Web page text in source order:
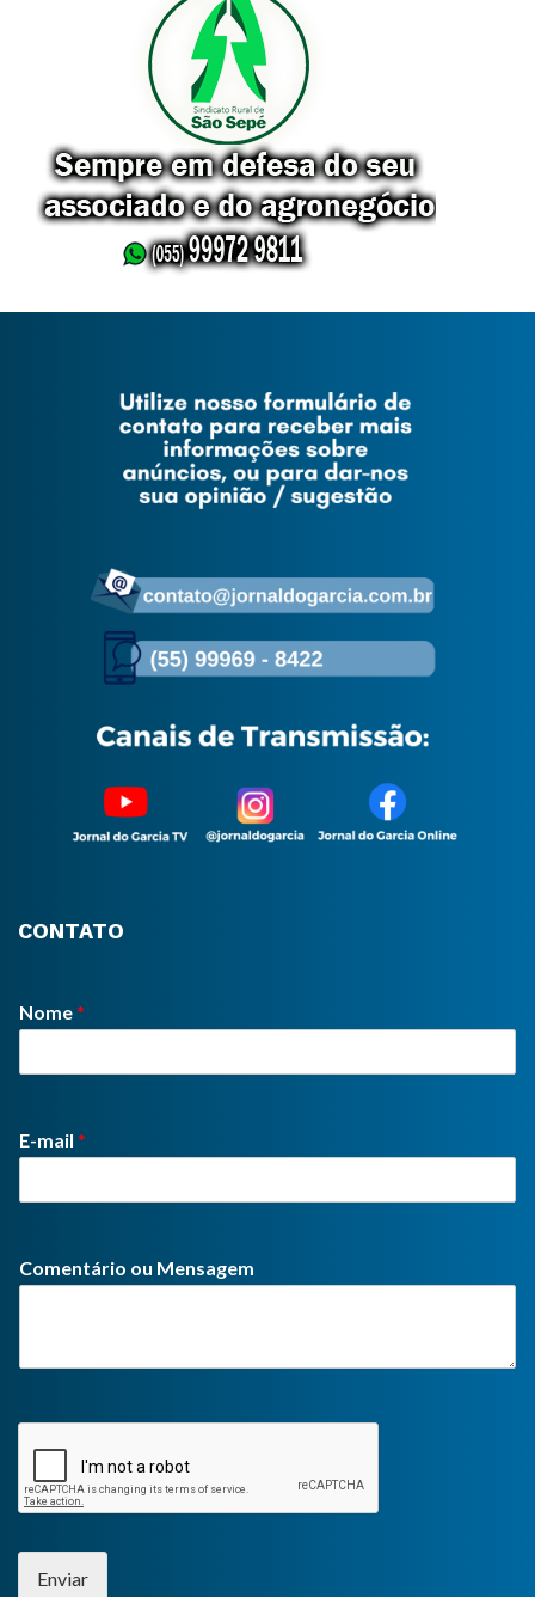
CONTATO
Nome*
E-mail *
Comentário ou Mensagem
Enviar